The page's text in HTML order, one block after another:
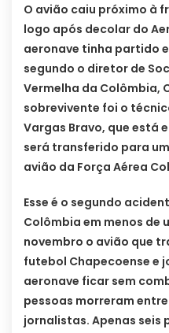
O avião caiu próximo à
logo após decolar do
aeronave tinha partido
segundo o diretor de
Vermelha da Colômbia,
sobrevivente foi o
Vargas Bravo, que está
será transferido para
avião da Força Aérea
Esse é o segundo
Colômbia em menos de
novembro o avião que
futebol Chapecoense e
aeronave ficar sem
pessoas morreram
jornalistas. Apenas seis